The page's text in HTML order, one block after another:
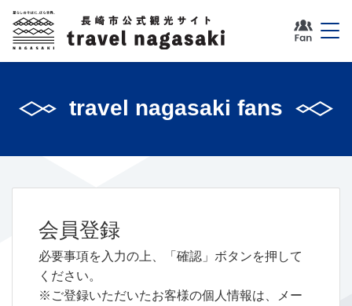
travel nagasaki fans
会員登録
必要事項を入力の上、「確認」ボタンを押して
ください。
※ご登録いただいたお客様の個人情報は、メー